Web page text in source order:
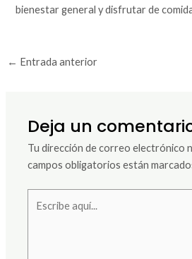
bienestar general y disfrutar de
← Entrada anterior
Deja un
Tu dirección de correo electrónico
campos obligatorios están
aquí...